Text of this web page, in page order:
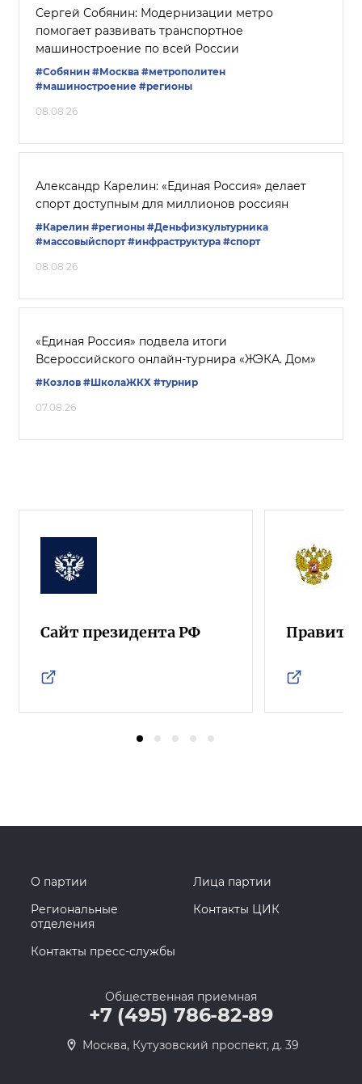
Сергей Собянин: Модернизации метро
помогает развивать транспортное
машиностроение по всей России
#Собянин #Москва #метрополитен
#машиностроение #регионы
08.08.26
Александр Карелин: «Единая Россия» делает
спорт доступным для миллионов россиян
#Карелин #регионы #Деньфизкультурника
#массовыйспорт #инфраструктура #спорт
08.08.26
«Единая Россия» подвела итоги
Всероссийского онлайн-турнира «ЖЭКА. Дом»
#Козлов #ШколаЖКХ #турнир
07.08.26
Сайт президента РФ
О партии
Лица партии
Региональные
отделения
Контакты ЦИК
Контакты пресс-службы
Общественная приемная
+7 (495) 786-82-89
Москва, Кутузовский проспект, д. 39